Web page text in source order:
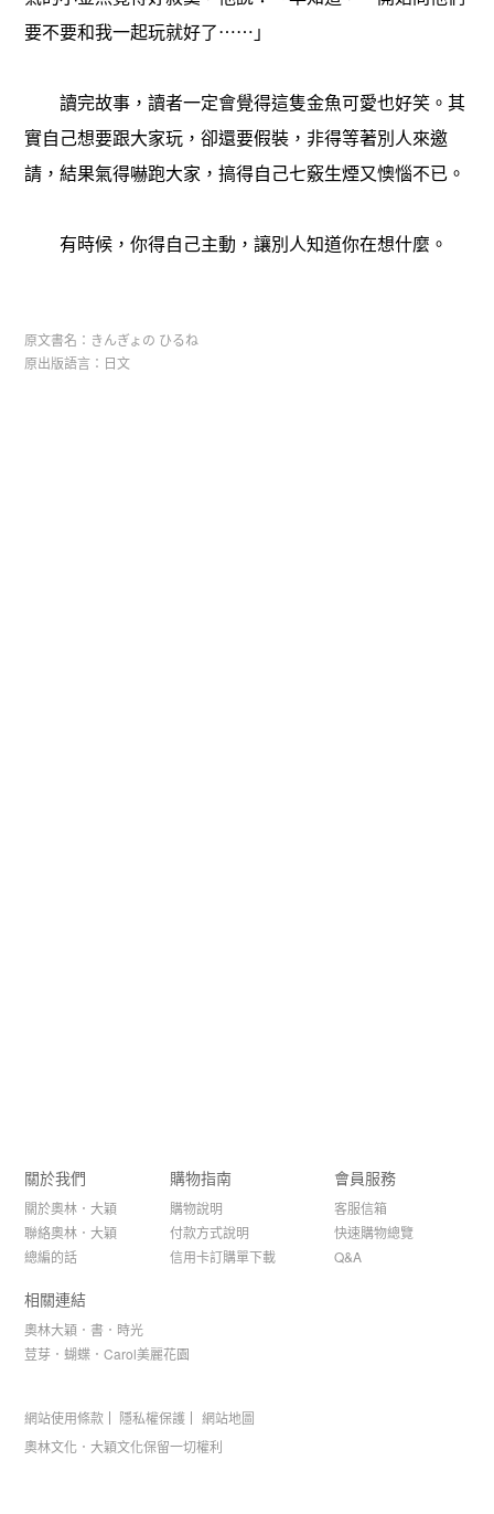
要不要和我一起玩就好了⋯⋯」
讀完故事，讀者一定會覺得這隻金魚可愛也好笑。其
實自己想要跟大家玩，卻還要假裝，非得等著別人來邀
請，結果氣得嚇跑大家，搞得自己七竅生煙又懊惱不已。
有時候，你得自己主動，讓別人知道你在想什麼。
原文書名：きんぎょの ひるね
原出版語言：日文
關於我們
關於奧林．大穎
聯絡奧林．大穎
總編的話
購物指南
購物說明
付款方式說明
信用卡訂購單下載
會員服務
客服信箱
快速購物總覽
Q&A
相關連結
奧林大穎．書．時光
荳芽．蝴蝶．Carol美麗花園
奧林文化．大穎文化保留一切權利
網站使用條款 隱私權保護 網站地圖